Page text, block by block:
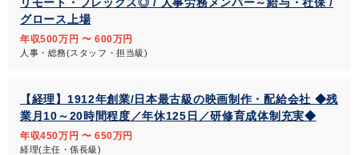
グロース上場
年収500万円 〜 600万円
人事・総務(スタッフ・担当級)
【経理】1912年創業/日本最古級の映画制作・配給会社 ◆残
業月10～20時間程度／年休125日／研修育成体制充実◆
年収450万円 〜 650万円
経理(主任・係長級)